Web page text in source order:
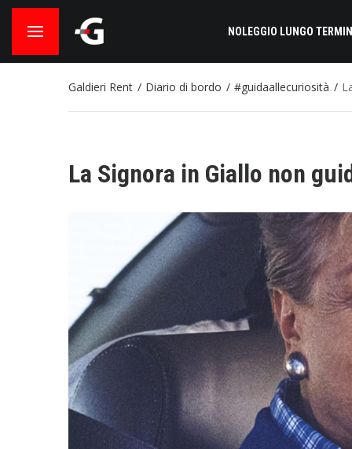
NOLEGGIO LUNGO
Galdieri Rent Diario di bordo #guidaallecuriosità
La Signora in Giallo non